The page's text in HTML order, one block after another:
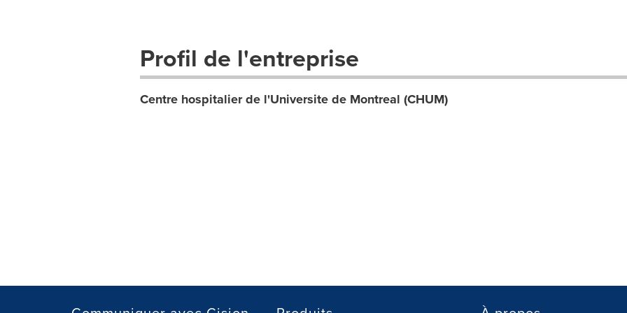
Profil de l'entreprise
Centre hospitalier de l'Universite de Montreal (CHUM)